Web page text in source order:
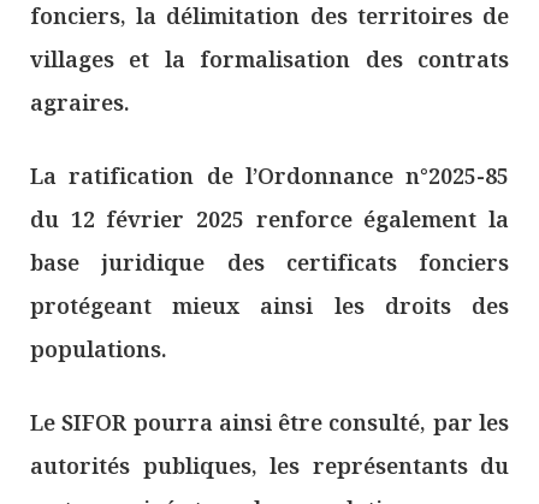
fonciers, la délimitation des territoires de
villages et la formalisation des contrats
agraires.
La ratification de l’Ordonnance n°2025-85
du 12 février 2025 renforce également la
base juridique des certificats fonciers
protégeant mieux ainsi les droits des
populations.
Le SIFOR pourra ainsi être consulté, par les
autorités publiques, les représentants du